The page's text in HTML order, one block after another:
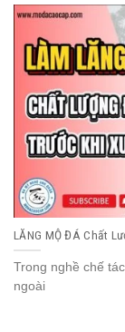
LĂNG MỘ ĐÁ Chất
Trong nghề chế
ngoài